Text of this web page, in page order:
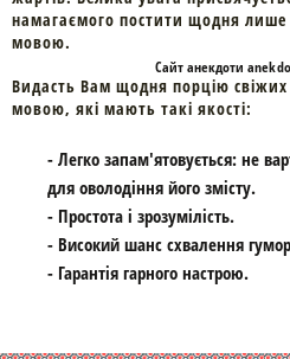
намагаємого постити щодня лише
мовою.
Cайтанекдоти
Видасть Вам щодня порцію свіжих
мовою, які мають такі якості:
- Легко запам'ятовується: не
для оволодіння його змісту.
- Простота і зрозумілість.
- Високий шанс схвалення
- Гарантія гарного настрою.